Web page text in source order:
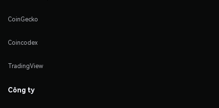
CoinGecko
Coincodex
TradingView
Công ty